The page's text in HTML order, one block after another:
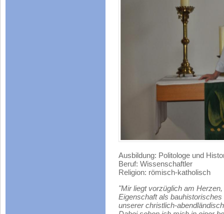
Ausbildung: Politologe und
Beruf: Wissenschaftler
Religion: römisch-katholisch
"Mir liegt vorzüglich am
Eigenschaft als
unserer christlich-